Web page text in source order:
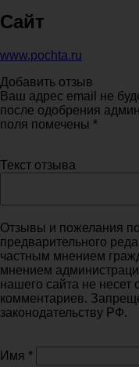
Сайт
www.pochta.ru
Добавить отзыв
Ваш адрес email не
после одобрения
поля помечены *
Текст отзыва
Отзывы и пожелания
предварительного
частным мнением
мнением
нашего сайта не несет
комментариев.
законодательству РФ.
Имя *